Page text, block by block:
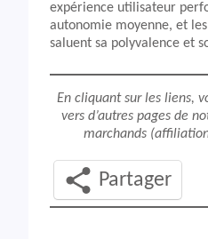
expérience utilisateur
autonomie moyenne, et
saluent sa polyvalence et
En cliquant sur les liens,
vers d’autres pages de
marchands
Partager